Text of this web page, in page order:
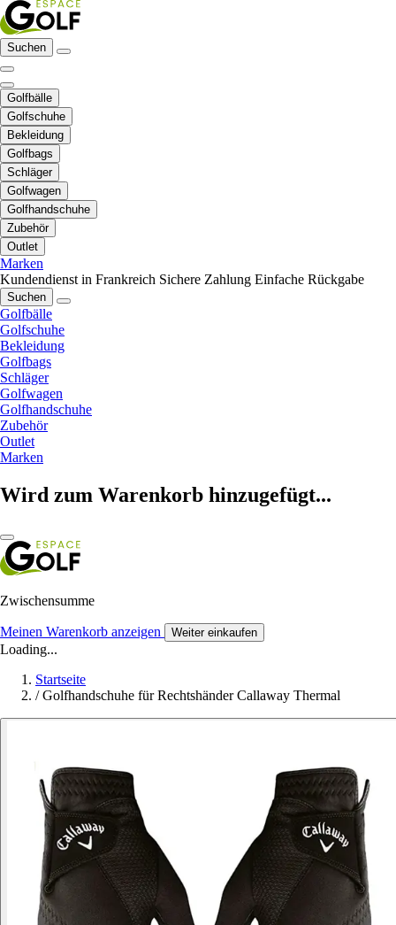
Suchen
Golfbälle
Golfschuhe
Bekleidung
Golfbags
Schläger
Golfwagen
Golfhandschuhe
Zubehör
Outlet
Marken
Kundendienst in Frankreich Sichere Zahlung Einfache Rückgabe
Suchen
Golfbälle
Golfschuhe
Bekleidung
Golfbags
Schläger
Golfwagen
Golfhandschuhe
Zubehör
Outlet
Marken
Wird zum Warenkorb hinzugefügt...
Zwischensumme
Meinen Warenkorb anzeigen Weiter einkaufen
Loading...
Startseite
/ Golfhandschuhe für Rechtshänder Callaway Thermal